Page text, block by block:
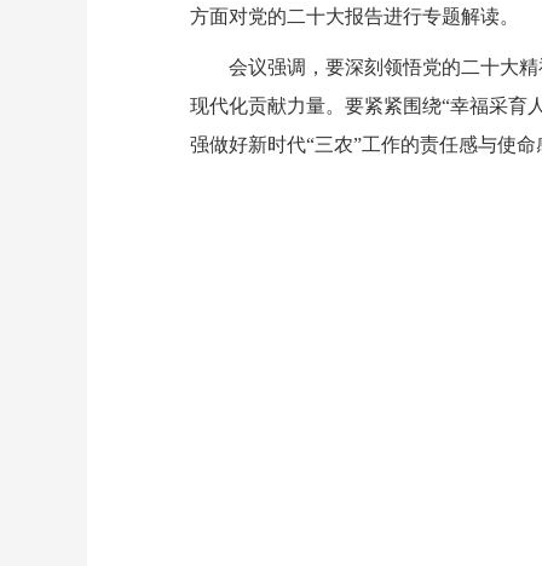
方面对党的二十大报告进行专题解读。
会议强调，要深刻领悟党的二十大精
现代化贡献力量。要紧紧围绕“幸福采育
强做好新时代“三农”工作的责任感与使